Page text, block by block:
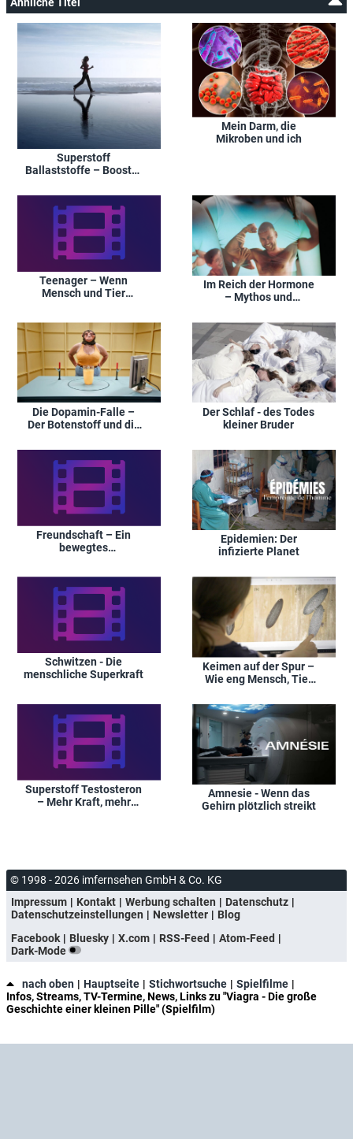
Superstoff
Ballaststoffe – Booster
Mein Darm, die
Mikroben und ich
Teenager – Wenn
Mensch und Tier
Im Reich der Hormone
– Mythos und
Die Dopamin-Falle –
Der Botenstoff und die
Der Schlaf - des Todes
kleiner Bruder
Freundschaft – Ein
bewegtes
Epidemien: Der
infizierte Planet
Schwitzen - Die
menschliche Superkraft
Keimen auf der Spur –
Wie eng Mensch, Tier
sind
Superstoff Testosteron
– Mehr Kraft, mehr
Amnesie - Wenn das
Gehirn plötzlich streikt
© 1998 - 2026 imfernsehen GmbH & Co. KG
Impressum
Kontakt Werbung schalten
Datenschutz
Datenschutzeinstellungen
Newsletter
Blog
Facebook
Bluesky X.com RSS-Feed
Atom-Feed
Dark-Mode
nach oben Hauptseite Stichwortsuche
Spielfilme
Infos, Streams, TV-Termine, News, Links zu "Viagra - Die große
Geschichte einer kleinen Pille" (Spielfilm)